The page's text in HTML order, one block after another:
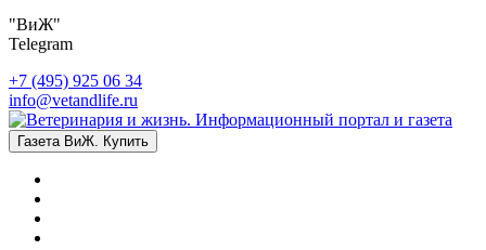
"ВиЖ"
Telegram
+7 (495) 925 06 34
info@vetandlife.ru
Газета ВиЖ. Купить